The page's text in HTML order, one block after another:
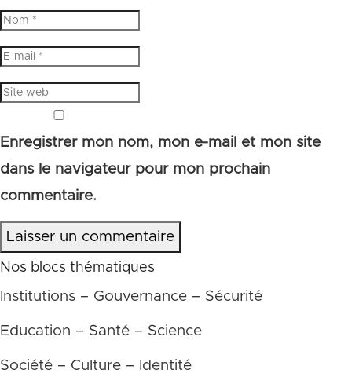
Enregistrer mon nom, mon e-mail et mon site
dans le navigateur pour mon prochain
commentaire.
Laisser un commentaire
Nos blocs thématiques
Institutions – Gouvernance – Sécurité
Education – Santé – Science
Société – Culture – Identité